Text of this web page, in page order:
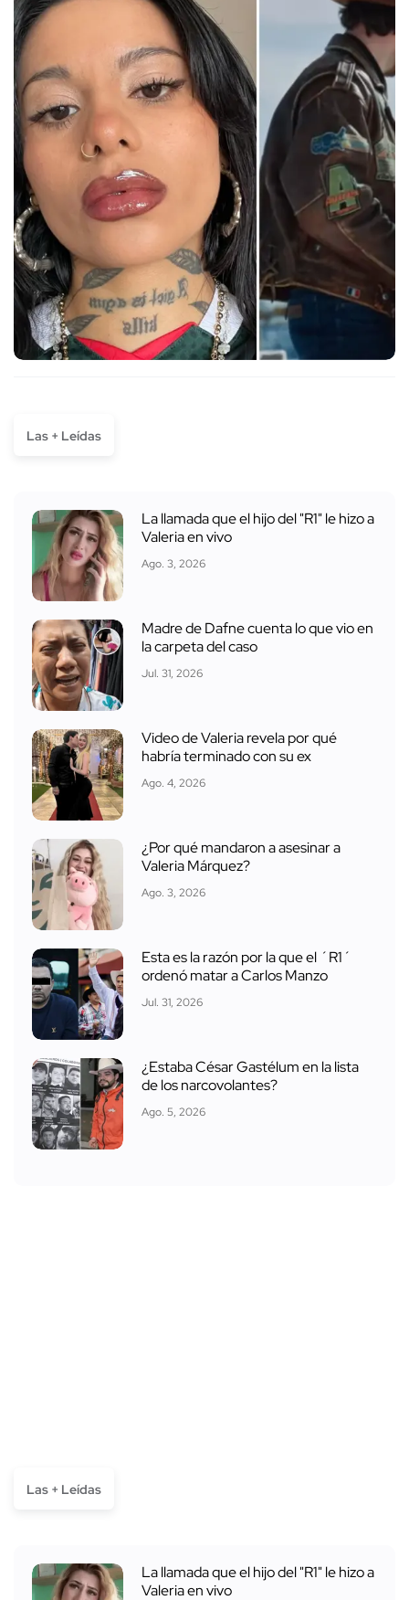
Las + Leídas
La llamada que el hijo del "R1" le hizo a
Valeria en vivo
Ago. 3, 2026
Madre de Dafne cuenta lo que vio en
la carpeta del caso
Jul. 31, 2026
Video de Valeria revela por qué
habría terminado con su ex
Ago. 4, 2026
¿Por qué mandaron a asesinar a
Valeria Márquez?
Ago. 3, 2026
Esta es la razón por la que el ´R1´
ordenó matar a Carlos Manzo
Jul. 31, 2026
¿Estaba César Gastélum en la lista
de los narcovolantes?
Ago. 5, 2026
Las + Leídas
La llamada que el hijo del "R1" le hizo a
Valeria en vivo